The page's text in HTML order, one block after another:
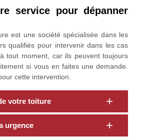
service pour dépanner
est une société spécialisée dans les
qualifiés pour intervenir dans les cas
tout moment, car ils peuvent toujours
si vous en faites une demande.
cette intervention.
votre toiture
urgence